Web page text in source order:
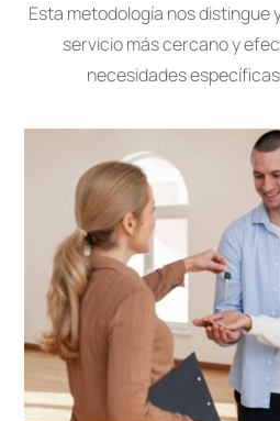
Esta metodología nos distingue
servicio más cercano y
necesidades